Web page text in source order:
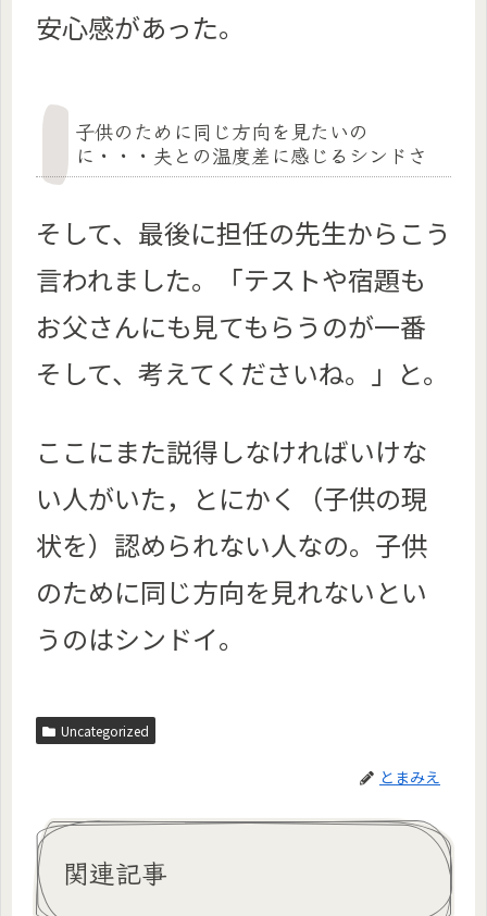
安心感があった。
子供のために同じ方向を見たいの
に・・・夫との温度差に感じるシンドさ
そして、最後に担任の先生からこう
言われました。「テストや宿題も
お父さんにも見てもらうのが一番
そして、考えてくださいね。」と。
ここにまた説得しなければいけな
い人がいた，とにかく（子供の現
状を）認められない人なの。子供
のために同じ方向を見れないとい
うのはシンドイ。
Uncategorized
とまみえ
関連記事